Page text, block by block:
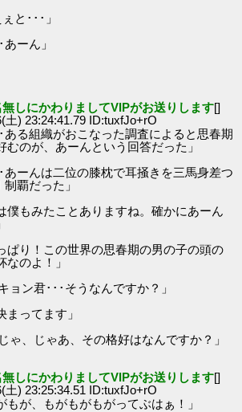
と･･･」
ーん」
無しにかわりましてVIPがお送りします[]
土) 23:24:41.79 ID:tuxfJo+rO
ある組織がおこなった調査によると思春期
むのが、あーんという回答だった」
あーんは二位の膝枕で耳掻きを三馬身差つ
覇だった」
僕もみたことありますね。確かにあーん
ぱり！この世界の思春期の男の子の頭の
のよ！」
ョン君･･･そうなんですか？」
まってます」
ゃ、じゃあ、その格好はなんですか？」
しにかわりましてVIPがお送りします[]
土) 23:25:34.51 ID:tuxfJo+rO
もが、もがもがもがってぶはぁ！」